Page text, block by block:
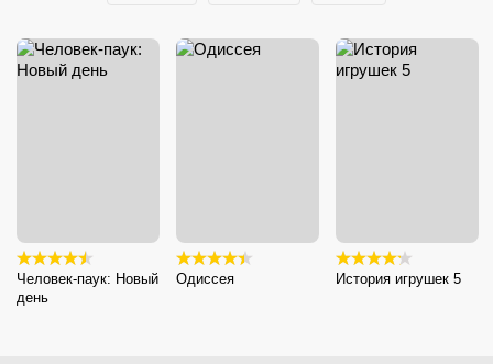
Человек-паук: Новый
день
Одиссея История игрушек 5